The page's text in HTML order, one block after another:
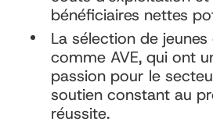
bénéficiaires nettes
La sélection de
comme AVE, qui ont
passion pour le
soutien constant au
réussite.